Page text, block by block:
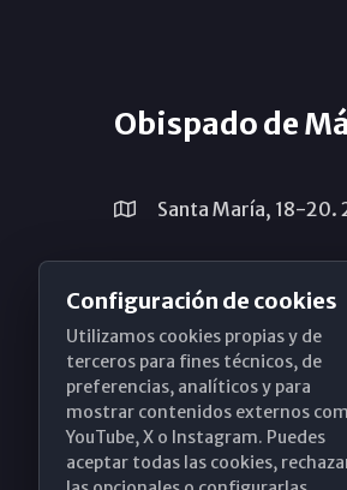
Obispado de
Santa María, 18-20.
(+34) 952 224 386
Configuración de cookies
Utilizamos cookies propias y de
terceros para fines técnicos, de
preferencias, analíticos y para
mostrar contenidos externos
YouTube, X o Instagram. Puedes
aceptar todas las cookies,